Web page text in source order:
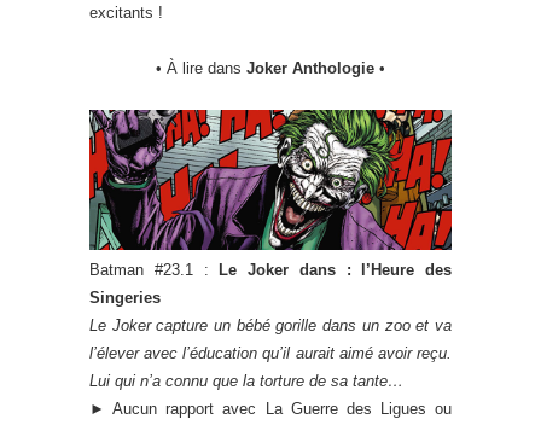
excitants !
• À lire dans Joker Anthologie •
Batman #23.1 :
Le Joker dans : l’Heure des
Singeries
Le Joker capture un bébé gorille dans un zoo et va
l’élever avec l’éducation qu’il aurait aimé avoir reçu.
Lui qui n’a connu que la torture de sa tante…
► Aucun rapport avec La Guerre des Ligues ou